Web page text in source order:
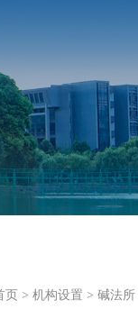
页 > 机构设置 > 碱法所